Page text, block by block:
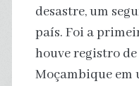
desastre, um
país. Foi a
houve registro
Moçambique em